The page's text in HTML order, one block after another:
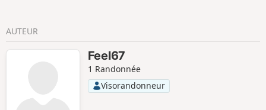
AUTEUR
Feel67
1 Randonnée
Visorandonneur